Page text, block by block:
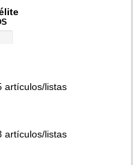
artículos/listas
artículos/listas